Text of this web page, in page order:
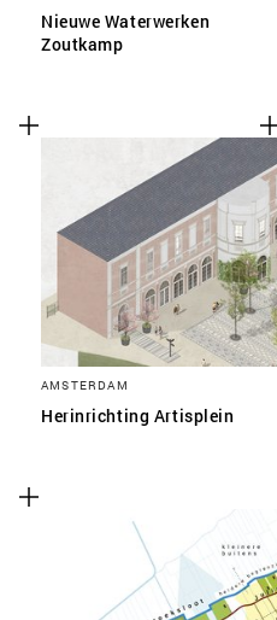
Nieuwe Waterwerken
Zoutkamp
AMSTERDAM
Herinrichting Artisplein